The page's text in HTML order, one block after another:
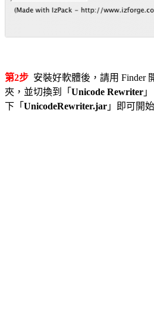
第2步 安裝好軟體後，請用 Finder
夾，並切換到「 Unicode Rewriter
下「 UnicodeRewriter.jar 」即可開